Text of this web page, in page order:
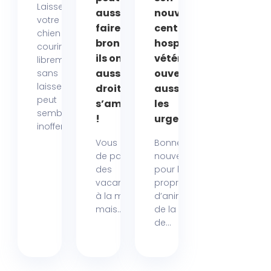
Laisser
votre
chien
courir
librement
sans
laisse
peut
sembler
inoffensif....
aussi se
faire
bronzer :
ils ont
aussile
droit de
s’amuser
!
Vous rêvez
de passer
des
vacances
à la mer,
mais...
nouveau
centre
hospitalier
vétérinaire
ouvert
aussi pour
les
urgences
Bonne
nouvelle
pour les
propriétaires
d’animaux
de la région
de...